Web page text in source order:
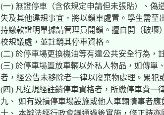
(一) 無證停車（含依規定申請但未張貼）、偽
失及其他違規事宜，將以鎖車處置。學生需至
持繳款證明單據請管理員開鎖。擅自開（破壞
校規議處，並註銷其停車資格。
(二) 於停車場更換機油等有違公共安全行為，
(三) 於停車場置放車輛以外私人物品，如傳單
者，經公告未移除者一律以廢棄物處理。累犯
(四) 凡違規經註銷停車資格者，所繳停車費一
九、 如有毀損停車場設施或他人車輛情事者
十、 本辦法經行政會議通過後實施，修正時亦